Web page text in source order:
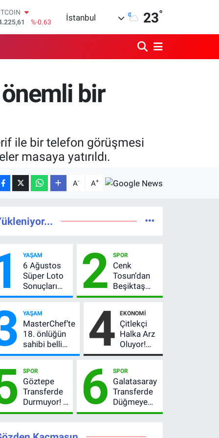
%-0.63
%-0.02
ALTIN
%0.45
İstanbul 23°
önemli bir
ile bir telefon görüşmesi
masaya yatırıldı.
A- A+
YAŞAM
6 Ağustos
Süper Loto
Sonuçları
Açıklandı!
TL’lik Çekiliş
2 SPOR
Cenk
Tosun’dan
Beşiktaş
açıklaması:
asıl mesajı
satır
arasında
verdi
YAŞAM
MasterChef’te
18. önlüğün
sahibi belli
oldu! Ana
yarışmacı kim
oldu?
4 EKONOMI
Çitlekçi
Halka Arz
Oluyor!
SPK
Fiyatı, Lot
Sayısı ve
Talep
Toplama
Tarihi
SPOR
Göztepe
Transferde
Durmuyor! 6
İmza
Hedefler
6 SPOR
Galatasaray
Transferde
Düğmeye
Bastı! Leao,